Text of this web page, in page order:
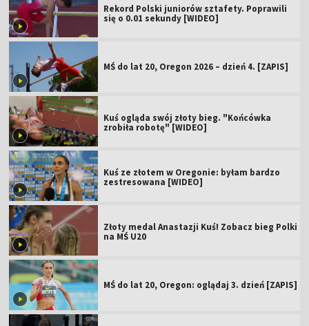
Rekord Polski juniorów sztafety. Poprawili
się o 0.01 sekundy [WIDEO]
MŚ do lat 20, Oregon 2026 – dzień 4. [ZAPIS]
Kuś ogląda swój złoty bieg. "Końcówka
zrobiła robotę" [WIDEO]
Kuś ze złotem w Oregonie: byłam bardzo
zestresowana [WIDEO]
Złoty medal Anastazji Kuś! Zobacz bieg Polki
na MŚ U20
MŚ do lat 20, Oregon: oglądaj 3. dzień [ZAPIS]